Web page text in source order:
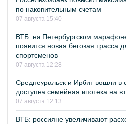
по накопительным счетам
07 августа 15:40
ВТБ: на Петербургском
появится новая беговая трасса
спортсменов
07 августа 12:28
Среднеуральск и Ирбит вошли в
доступна семейная ипотека на
07 августа 12:13
ВТБ: россияне увеличивают